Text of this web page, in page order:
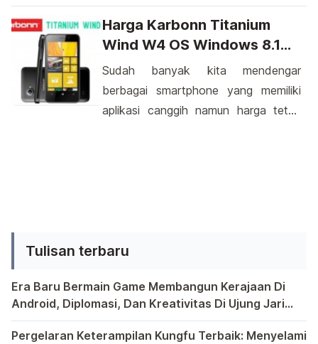
review […]
sudah dihapus di FB Anda?
Mengingat betapa canggihnya
rahasia lagi bahwa ada beberapa trik
dan metode yang dapat dicoba untuk
mengintip kembali pesan yang pernah
Harga Karbonn Titanium
Wind W4 OS Windows 8.1
Paling Murah
Sudah banyak kita mendengar
berbagai smartphone yang memiliki
aplikasi canggih namun harga tetap
smartphone yang menggunakan
memiliki harga paling murah di dunia.
[…]
Tulisan terbaru
Era Baru Bermain Game Membangun Kerajaan Di
Android, Diplomasi, Dan Kreativitas Di Ujung Jari
Anda
Bermain game di platform Android telah menjadi bagian
Pergelaran Keterampilan Kungfu Terbaik: Menyelami